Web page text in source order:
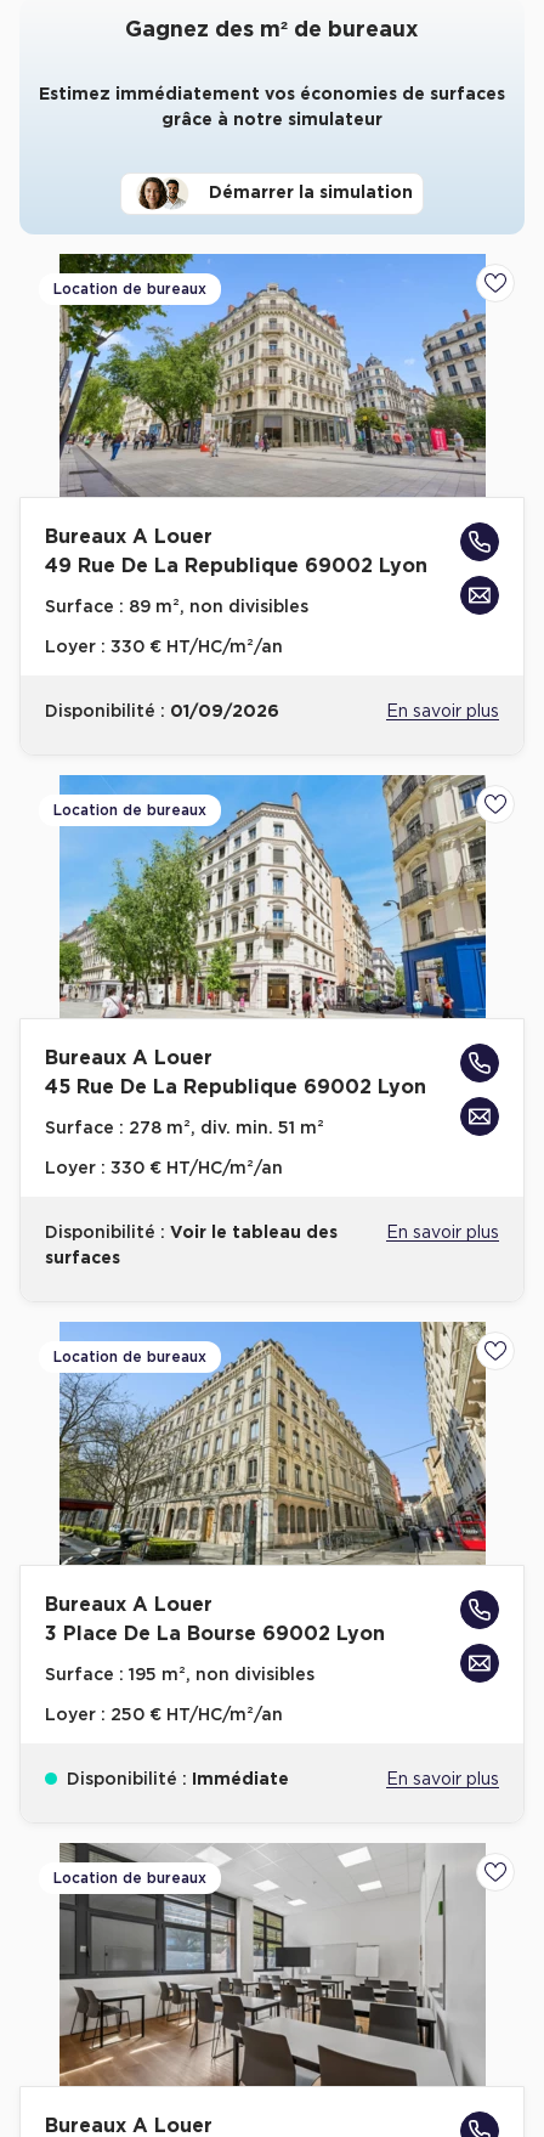
Gagnez des m² de bureaux
Estimez immédiatement vos économies de surfaces
grâce à notre simulateur
Démarrer la simulation
Location de bureaux
Bureaux A Louer
49 Rue De La Republique 69002 Lyon
Surface : 89 m², non divisibles
Loyer : 330 € HT/HC/m²/an
Disponibilité : 01/09/2026 En savoir plus
Location de bureaux
Bureaux A Louer
45 Rue De La Republique 69002 Lyon
Surface : 278 m², div. min. 51 m²
Loyer : 330 € HT/HC/m²/an
Disponibilité : Voir le tableau des
surfaces
En savoir plus
Location de bureaux
Bureaux A Louer
3 Place De La Bourse 69002 Lyon
Surface : 195 m², non divisibles
Loyer : 250 € HT/HC/m²/an
Disponibilité : Immédiate En savoir plus
Location de bureaux
Bureaux A Louer